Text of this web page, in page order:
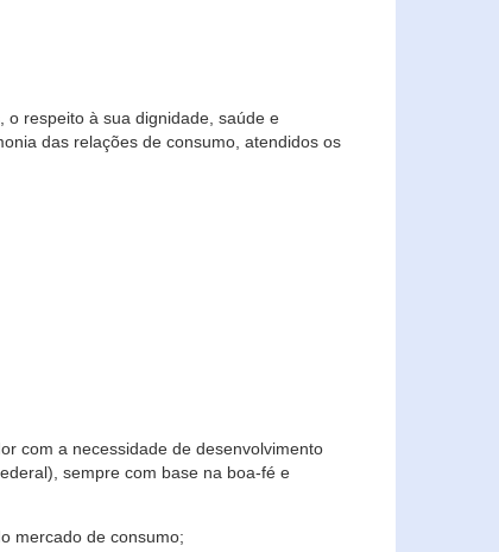
o respeito à sua dignidade, saúde e
das relações de consumo, atendidos os
com a necessidade de desenvolvimento
sempre com base na boa-fé e
mercado de consumo;